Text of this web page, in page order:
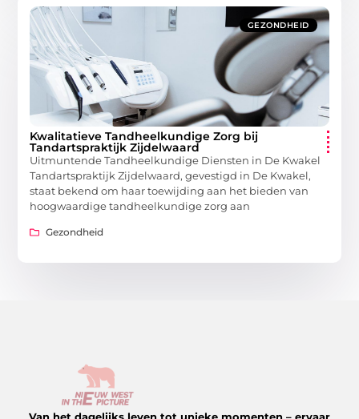
GEZONDHEID
Kwalitatieve Tandheelkundige Zorg bij
Tandartspraktijk Zijdelwaard
Uitmuntende Tandheelkundige Diensten in De Kwakel
Tandartspraktijk Zijdelwaard, gevestigd in De Kwakel,
staat bekend om haar toewijding aan het bieden van
hoogwaardige tandheelkundige zorg aan
Gezondheid
Van het dagelijks leven tot unieke momenten – ervaar